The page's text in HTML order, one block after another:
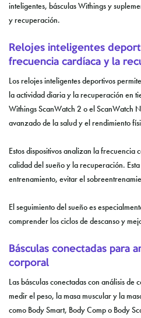
inteligentes, básculas Withings y
y recuperación.
Relojes inteligentes
frecuencia cardíaca y la
Los relojes inteligentes deportivos
la actividad diaria y la recuperación en
Withings ScanWatch 2 o el ScanWatch
avanzado de la salud y el rendimiento
Estos dispositivos analizan la
calidad del sueño y la recuperación.
entrenamiento, evitar el
El seguimiento del sueño es
comprender los ciclos de descanso y
Básculas conectadas para
corporal
Las básculas conectadas con análisis de
medir el peso, la masa muscular y la
como Body Smart, Body Comp o Body